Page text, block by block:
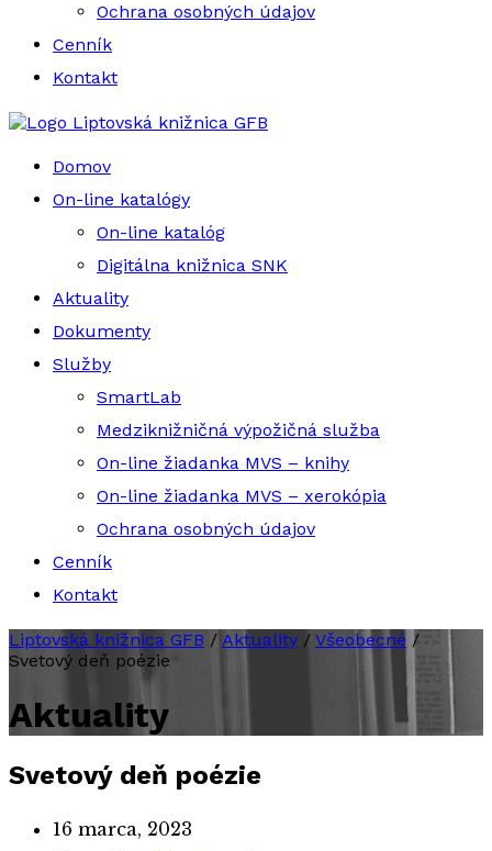
Ochrana osobných údajov
Cenník
Kontakt
Liptovská knižnica GFB
Domov
On-line katalógy
On-line katalóg
Digitálna knižnica SNK
Aktuality
Dokumenty
Služby
SmartLab
Medziknižničná výpožičná služba
On-line žiadanka MVS – knihy
On-line žiadanka MVS – xerokópia
Ochrana osobných údajov
Cenník
Kontakt
Liptovská knižnica GFB / Aktuality / Všeobecné /
Svetový deň poézie
Aktuality
Svetový deň poézie
16 marca, 2023